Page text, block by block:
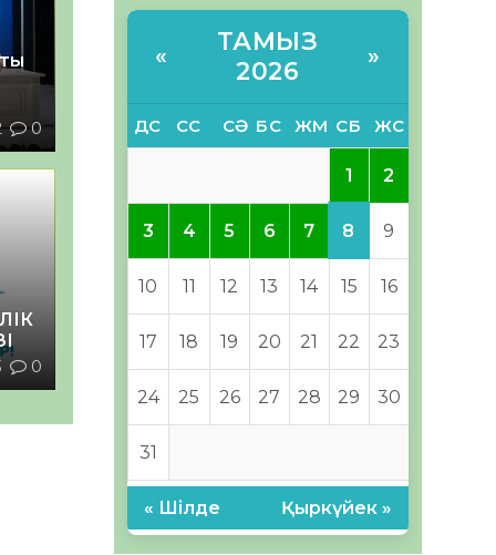
0
0
«
ТАМЫЗ
2026
»
ДС СС СӘ БС ЖМ СБ ЖС
1 2
3 4 5 6 7 8 9
10 11 12 13 14 15 16
17 18 19 20 21 22 23
24 25 26 27 28 29 30
31
« Шілде Қыркүйек »